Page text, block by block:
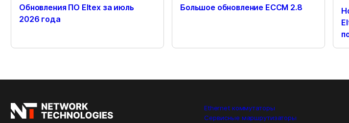
Обновления ПО Eltex за июль
2026 года
Большое обновление ECCM 2.8
Ethernet коммутаторы
Сервисные маршрутизаторы